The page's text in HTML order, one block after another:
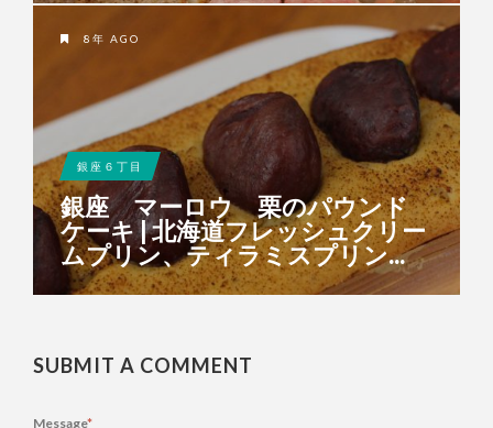
8年 AGO
銀座６丁目
銀座 マーロウ 栗のパウンド
ケーキ | 北海道フレッシュクリー
ムプリン、ティラミスプリン...
SUBMIT A COMMENT
Message*